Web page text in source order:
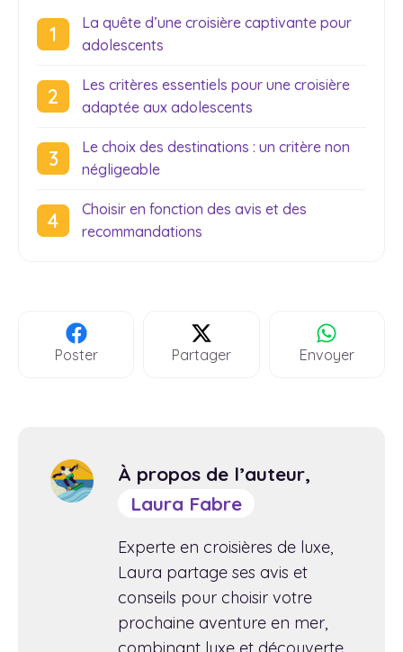
La quête d’une croisière captivante pour
adolescents
Les critères essentiels pour une croisière
adaptée aux adolescents
Le choix des destinations : un critère non
négligeable
Choisir en fonction des avis et des
recommandations
Poster Partager Envoyer
À propos de l’auteur,
Laura Fabre
Experte en croisières de luxe,
Laura partage ses avis et
conseils pour choisir votre
prochaine aventure en mer,